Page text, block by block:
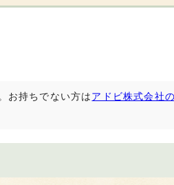
お持ちでない方はアドビ株式会社